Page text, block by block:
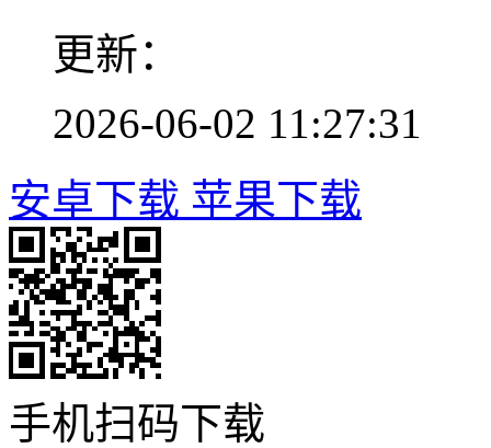
更新：
2026-06-02 11:27:31
安卓下载 苹果下载
手机扫码下载